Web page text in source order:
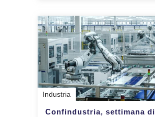
Industria
Confindustria, settimana di